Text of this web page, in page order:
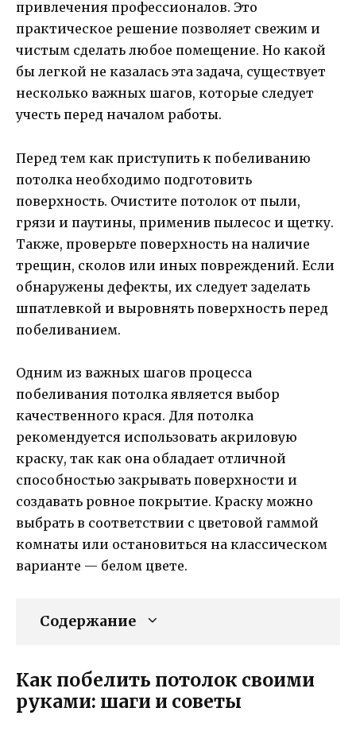
привлечения профессионалов. Это
практическое решение позволяет свежим и
чистым сделать любое помещение. Но какой
бы легкой не казалась эта задача, существует
несколько важных шагов, которые следует
учесть перед началом работы.
Перед тем как приступить к побеливанию
потолка необходимо подготовить
поверхность. Очистите потолок от пыли,
грязи и паутины, применив пылесос и щетку.
Также, проверьте поверхность на наличие
трещин, сколов или иных повреждений. Если
обнаружены дефекты, их следует заделать
шпатлевкой и выровнять поверхность перед
побеливанием.
Одним из важных шагов процесса
побеливания потолка является выбор
качественного крася. Для потолка
рекомендуется использовать акриловую
краску, так как она обладает отличной
способностью закрывать поверхности и
создавать ровное покрытие. Краску можно
выбрать в соответствии с цветовой гаммой
комнаты или остановиться на классическом
варианте — белом цвете.
Содержание
Как побелить потолок своими
руками: шаги и советы